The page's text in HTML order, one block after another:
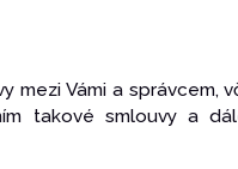
mezi Vámi a
takové smlouvy a